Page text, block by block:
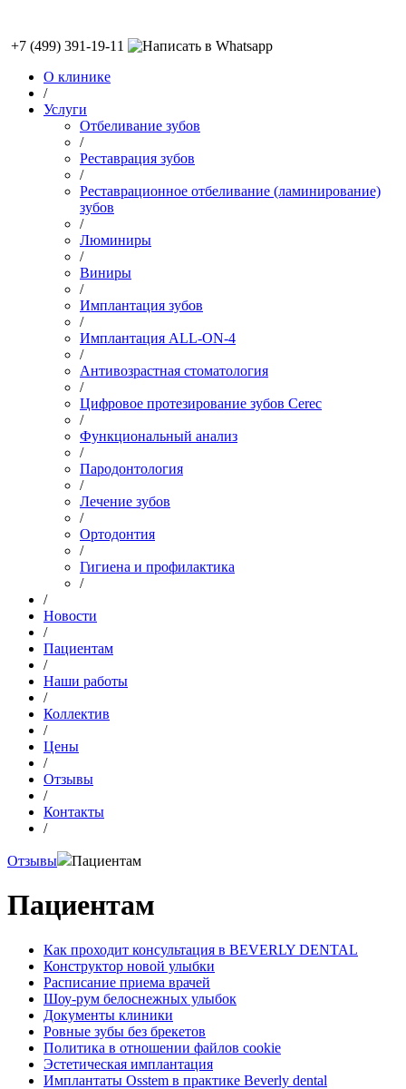
+7 (499) 391-19-11
О клинике
/
Услуги
Отбеливание зубов
/
Реставрация зубов
/
Реставрационное отбеливание (ламинирование)
зубов
/
Люминиры
/
Виниры
/
Имплантация зубов
/
Имплантация ALL-ON-4
/
Антивозрастная стоматология
/
Цифровое протезирование зубов Cerec
/
Функциональный анализ
/
Пародонтология
/
Лечение зубов
/
Ортодонтия
/
Гигиена и профилактика
/
/
Новости
/
Пациентам
/
Наши работы
/
Коллектив
/
Цены
/
Отзывы
/
Контакты
/
Отзывы Пациентам
Пациентам
Как проходит консультация в BEVERLY DENTAL
Конструктор новой улыбки
Расписание приема врачей
Шоу-рум белоснежных улыбок
Документы клиники
Ровные зубы без брекетов
Политика в отношении файлов cookie
Эстетическая имплантация
Имплантаты Osstem в практике Beverly dental